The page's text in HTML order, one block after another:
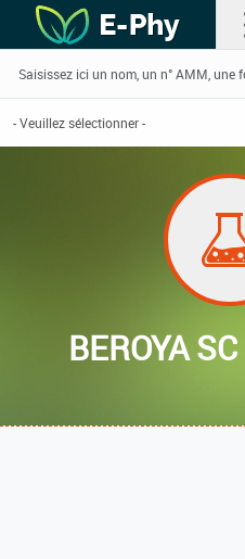
BEROYA SC